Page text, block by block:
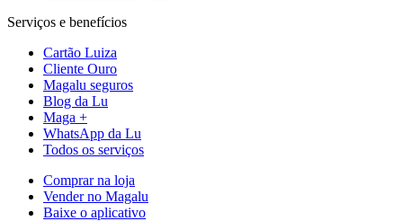
Serviços e benefícios
Cartão Luiza
Cliente Ouro
Magalu seguros
Blog da Lu
Maga +
WhatsApp da Lu
Todos os serviços
Comprar na loja
Vender no Magalu
Baixe o aplicativo